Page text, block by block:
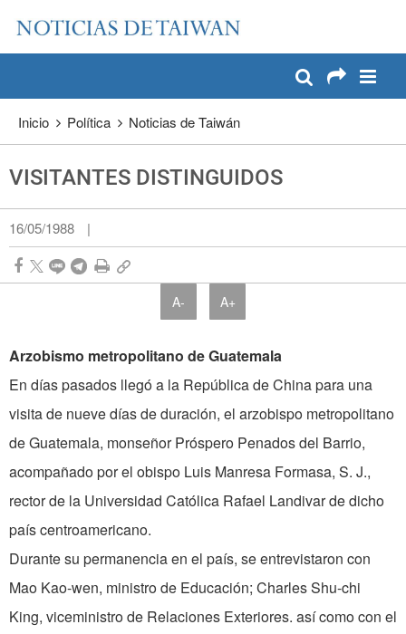
Pase a contenido principal
Inicio Política Noticias de Taiwán
VISITANTES DISTINGUIDOS
16/05/1988 |
A- A+
Arzobismo metropolitano de Guatemala
En días pasados llegó a la República de China para una
visita de nueve días de duración, el arzobispo metropolitano
de Guatemala, monseñor Próspero Penados del Barrio,
acompañado por el obispo Luis Manresa Formasa, S. J.,
rector de la Universidad Católica Rafael Landivar de dicho
país centroamericano.
Durante su permanencia en el país, se entrevistaron con
Mao Kao-wen, ministro de Educación; Charles Shu-chi
King, viceministro de Relaciones Exteriores. así como con el